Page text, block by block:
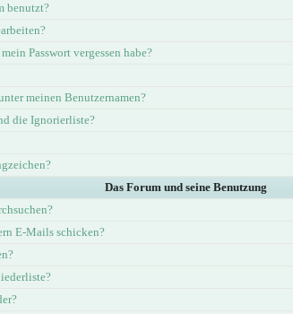
benutzt?
Passwort vergessen habe?
meinen Benutzernamen?
die Ignorierliste?
Das Forum und seine Benutzung
E-Mails schicken?